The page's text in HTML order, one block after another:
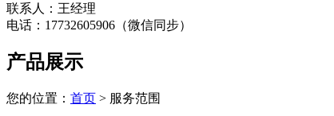
联系人：王经理
电话：17732605906（微信同步）
产品展示
您的位置： 首页 > 服务范围